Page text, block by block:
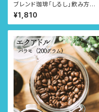
ブレンド珈琲「しるし」飲み方選
べる3タイプ
¥1,810